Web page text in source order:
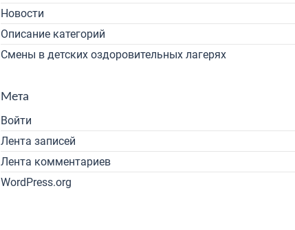
Новости
Описание категорий
Смены в детских оздоровительных лагерях
Мета
Войти
Лента записей
Лента комментариев
WordPress.org